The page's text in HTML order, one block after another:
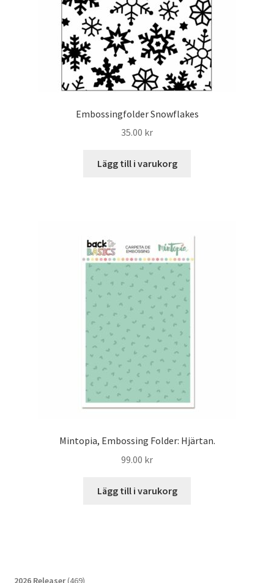
Embossingfolder Snowflakes
35.00 kr
Lägg till i varukorg
Mintopia, Embossing Folder: Hjärtan.
99.00 kr
Lägg till i varukorg
2026 Releaser 469469